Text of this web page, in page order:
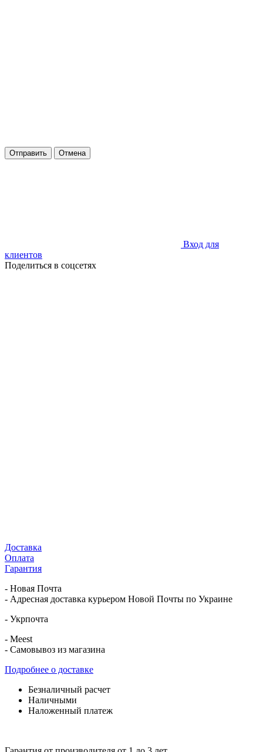
Отправить Отмена
Вход для
клиентов
Поделиться в соцсетях
Доставка
Оплата
Гарантия
- Новая Почта
- Адресная доставка курьером Новой Почты по Украине
- Укрпочта
- Meest
- Самовывоз из магазина
Подробнее о доставке
Безналичный расчет
Наличными
Наложенный платеж